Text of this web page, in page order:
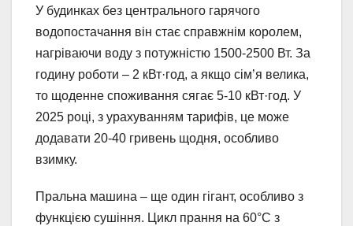
У будинках без центрального гарячого
водопостачання він стає справжнім королем,
нагріваючи воду з потужністю 1500-2500 Вт. За
годину роботи – 2 кВт·год, а якщо сім’я велика,
то щоденне споживання сягає 5-10 кВт·год. У
2025 році, з урахуванням тарифів, це може
додавати 20-40 гривень щодня, особливо
взимку.
Пральна машина – ще один гігант, особливо з
функцією сушіння. Цикл прання на 60°C з